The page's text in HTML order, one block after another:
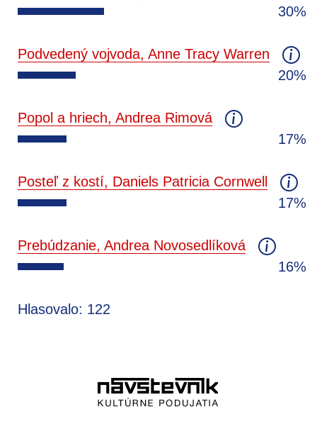
30%
Podvedený vojvoda, Anne Tracy Warren
20%
Popol a hriech, Andrea Rimová
17%
Posteľ z kostí, Daniels Patricia Cornwell
17%
Prebúdzanie, Andrea Novosedlíková
16%
Hlasovalo: 122